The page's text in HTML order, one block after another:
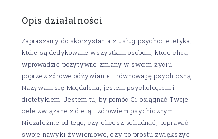
Opis działalności
Zapraszamy do skorzystania z usług psychodietetyka,
które są dedykowane wszystkim osobom, które chcą
wprowadzić pozytywne zmiany w swoim życiu
poprzez zdrowe odżywianie i równowagę psychiczną.
Nazywam się Magdalena, jestem psychologiem i
dietetykiem. Jestem tu, by pomóc Ci osiągnąć Twoje
cele związane z dietą i zdrowiem psychicznym.
Niezależnie od tego, czy chcesz schudnąć, poprawić
swoje nawyki żywieniowe, czy po prostu zwiększyć